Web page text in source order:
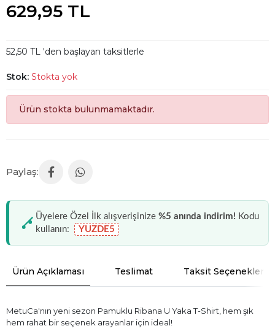
629,95 TL
52,50 TL 'den başlayan taksitlerle
Stok: Stokta yok
Ürün stokta bulunmamaktadır.
Üyelere Özel İlk alışverişinize %5 anında indirim! Kodu
kullanın:
YUZDE5
Ürün Açıklaması Teslimat Taksit Seçenekleri
MetuCa'nın yeni sezon Pamuklu Ribana U Yaka T-Shirt, hem şık
hem rahat bir seçenek arayanlar için ideal!